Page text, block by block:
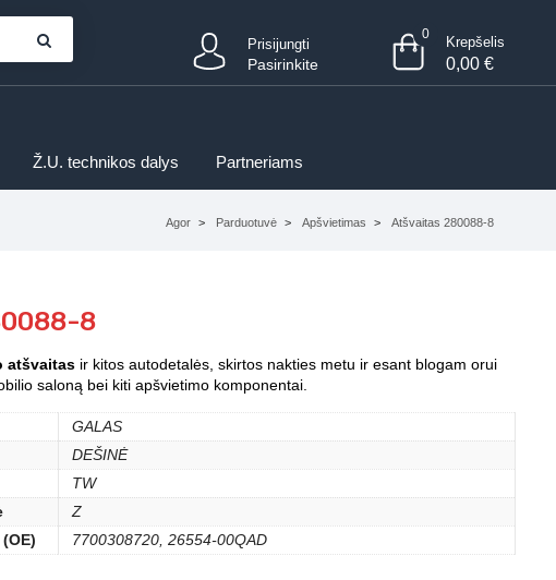
Prisijungti
Pasirinkite
0 Krepšelis
0,00 €
Ž.U. technikos dalys Partneriams
Agor Parduotuvė Apšvietimas Atšvaitas 280088-8
8
atšvaitas ir kitos autodetalės, skirtos nakties metu ir esant blogam orui
saloną bei kiti apšvietimo komponentai.
GALAS
DEŠINĖ
TW
Z
7700308720, 26554-00QAD